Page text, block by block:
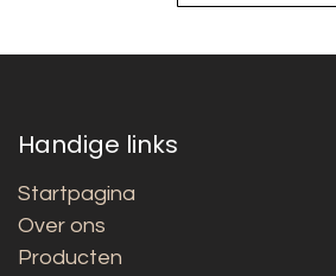
Handige links
Startpagina
Over ons
Producten